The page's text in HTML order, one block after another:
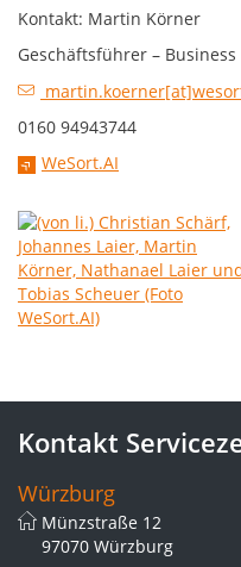
Kontakt: Martin Körner
Geschäftsführer –
0160 94943744
WeSort.AI
Kontakt
Würzburg
Münzstraße 12
97070 Würzburg